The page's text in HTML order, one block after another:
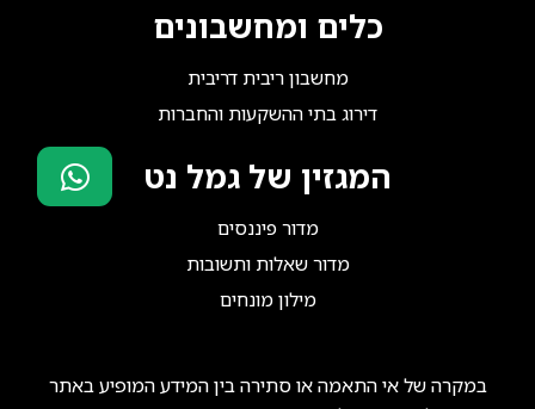
כלים ומחשבונים
מחשבון ריבית דריבית
דירוג בתי ההשקעות והחברות
המגזין של גמל נט
מדור פיננסים
מדור שאלות ותשובות
מילון מונחים
במקרה של אי התאמה או סתירה בין המידע המופיע באתר